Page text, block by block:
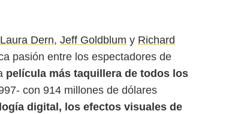
Laura Dern, Jeff Goldblum y Richard
pasión entre los espectadores de
película más taquillera de todos los
con 914 millones de dólares
digital, los efectos visuales de